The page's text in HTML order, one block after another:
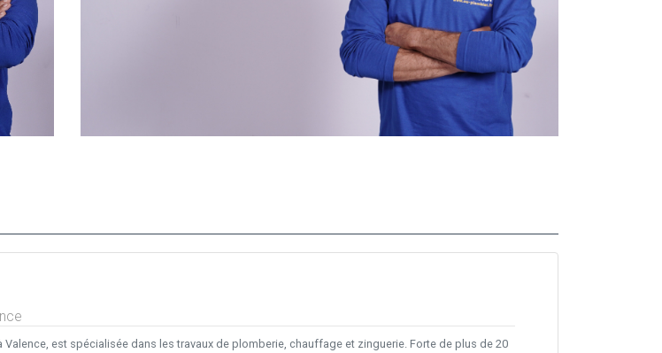
Valence, est spécialisée dans les travaux de plomberie, chauffage et zinguerie. Forte de plus de 20